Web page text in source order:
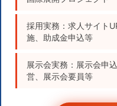
採用実務：求人サイト
施、助成金申込等
展示会実務：展示会申
営、展示会要員等